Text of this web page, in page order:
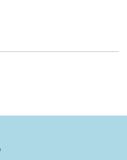
єдності 2021
Ukraine